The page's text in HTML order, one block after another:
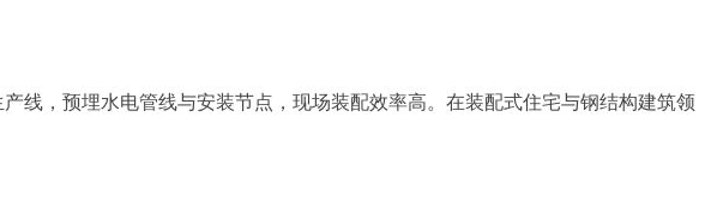
线，预埋水电管线与安装节点，现场装配效率高。在装配式住宅与钢结构建筑领